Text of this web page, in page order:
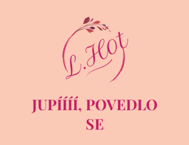
JUPÍÍÍÍ, POVEDLO
SE